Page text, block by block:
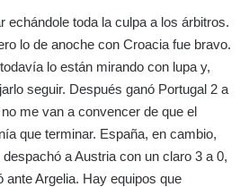
echándole toda la culpa a los árbitros.
lo de anoche con Croacia fue bravo.
lo están mirando con lupa y,
seguir. Después ganó Portugal 2 a
me van a convencer de que el
que terminar. España, en cambio,
a Austria con un claro 3 a 0,
Argelia. Hay equipos que